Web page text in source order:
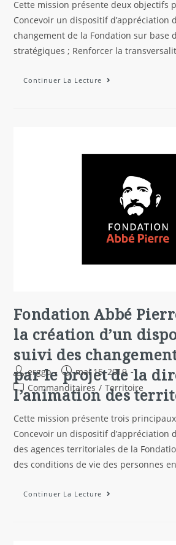
Cette mission présente deux objectifs
Concevoir un dispositif d’appréciation
changement de la Fondation sur base
stratégiques ; Renforcer la
Continuer La Lecture
Fondation Abbé
la création d’un
suivi des
par le projet de la
l’animation des
erggo
mai 15, 2019
Commanditaires / Territoire
Cette mission présente trois
Concevoir un dispositif d’appréciation
des agences territoriales de la
des conditions de vie des personnes
Continuer La Lecture